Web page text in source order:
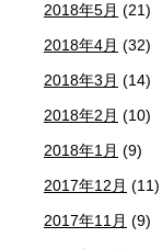
2018年5月 (21)
2018年4月 (32)
2018年3月 (14)
2018年2月 (10)
2018年1月 (9)
2017年12月 (11)
2017年11月 (9)